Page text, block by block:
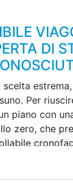
DI
Per
piano con
zero, che
One e di
si fanno